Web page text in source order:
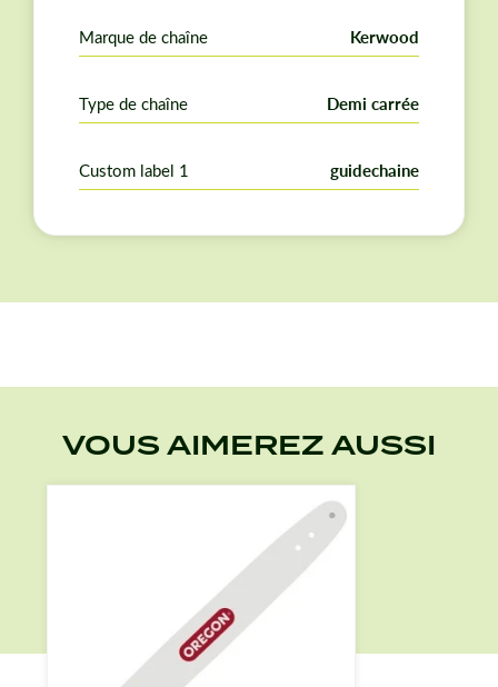
Marque de chaîne Kerwood
Type de chaîne Demi carrée
Custom label 1 guidechaine
VOUS AIMEREZ AUSSI